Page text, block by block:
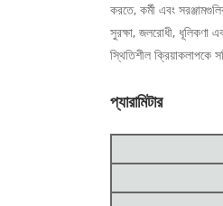
করতে, কর্মী এবং
সুরক্ষা, জলরোধী, ধূলিকণা
স্থিতিশীল ক্রিয়াকলাপকে
প্যারামিটার